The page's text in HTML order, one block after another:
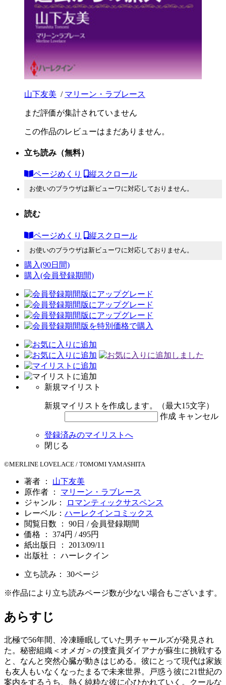
山下友美 / マリーン・ラブレース
まだ評価が集計されていません
この作品のレビューはまだありません。
立ち読み （無料）
ページめくり 縦スクロール
お使いのブラウザは新ビューワに対応しておりません。
読む
ページめくり 縦スクロール
お使いのブラウザは新ビューワに対応しておりません。
購入(90日間)
購入(会員登録期間)
新規マイリスト
新規マイリストを作成します。（最大15文字）
作成 キャンセル
登録済みのマイリストへ
閉じる
©MERLINE LOVELACE / TOMOMI YAMASHITA
著者 ： 山下友美
原作者 ： マリーン・ラブレース
ジャンル：
ロマンティックサスペンス
レーベル： ハーレクインコミックス
閲覧日数 ： 90日 / 会員登録期間
価格 ： 374円 / 495円
紙出版日 ： 2013/09/11
出版社 ： ハーレクイン
立ち読み： 30ページ
※作品により立ち読みページ数が少ない場合もございます。
あらすじ
北極で56年間、冷凍睡眠していた男チャールズが発見され
た。秘密組織＜オメガ＞の捜査員ダイアナが蘇生に挑戦する
と、なんと突然心臓が動きはじめる。彼にとって現代は家族
も友人もいなくなったまるで未来世界。戸惑う彼に21世紀の
案内をするうち、熱く純粋な彼に心ひかれていく。クールな